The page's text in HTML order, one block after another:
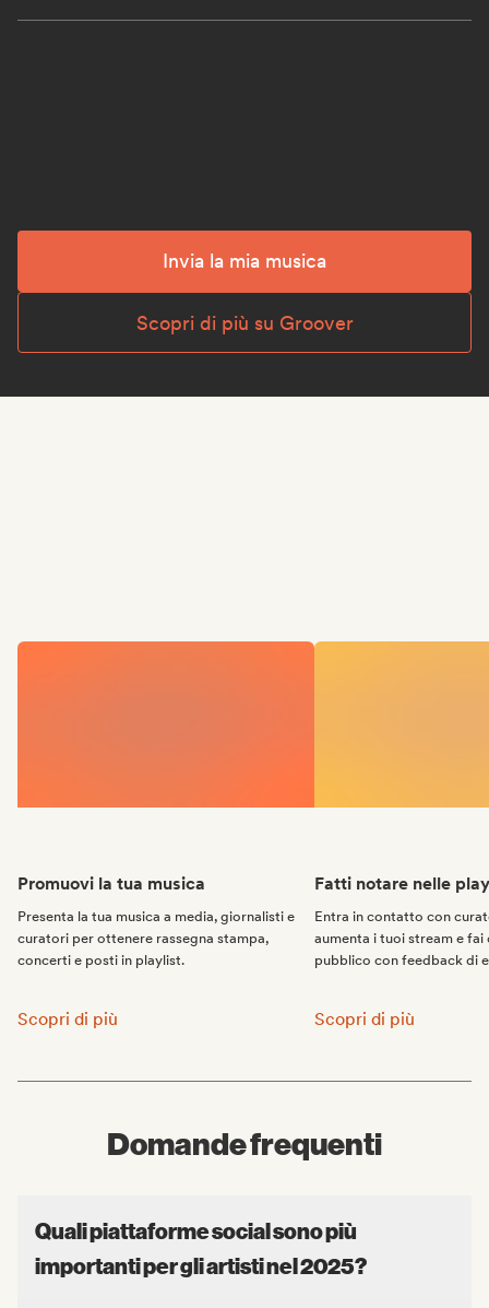
Invia la mia musica
Scopri di più su Groover
Promuovi la tua musica
Presenta la tua musica a media, giornalisti e
curatori per ottenere rassegna stampa,
concerti e posti in playlist.
Promuovi la tua musica:
Scopri di più
Fatti notare nelle
Entra in contatto con
aumenta i tuoi stream e fai
pubblico con feedback di
Fatti notare nelle
Scopri di più
Domande frequenti
Quali piattaforme social sono più
importanti per gli artisti nel 2025?